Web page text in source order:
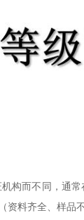
构而不同，通
资料齐全、样品